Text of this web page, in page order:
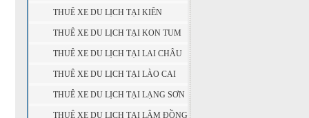
HÒA
THUÊ XE DU LỊCH TẠI KIÊN
GIANG
THUÊ XE DU LỊCH TẠI KON TUM
THUÊ XE DU LỊCH TẠI LAI CHÂU
THUÊ XE DU LỊCH TẠI LÀO CAI
THUÊ XE DU LỊCH TẠI LẠNG SƠN
THUÊ XE DU LỊCH TẠI LÂM ĐỒNG